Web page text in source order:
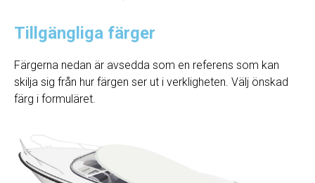
Tillgängliga färger
Färgerna nedan är avsedda som en referens som kan
skilja sig från hur färgen ser ut i verkligheten. Välj önskad
färg i formuläret.